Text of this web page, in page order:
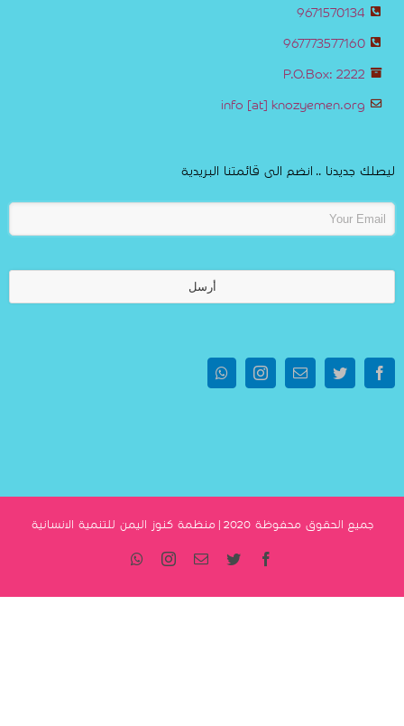
9671570134
967773577160
P.O.Box: 2222
info [at] knozyemen.org
ليصلك جديدنا .. انضم الى قائمتنا البريدية
أرسل
هذا
الحقل
جميع الحقوق محفوظة 2020 | منظمة كنوز اليمن للتنمية الانسانية
Facebook
Twitter
Email
Instagram
Whatsapp